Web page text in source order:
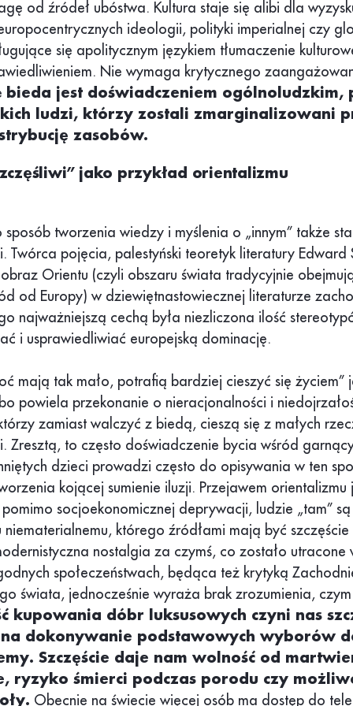
od źródeł ubóstwa. Kultura staje się alibi dla
ideologii, polityki imperialnej czy
się apolitycznym językiem tłumaczenie
Nie wymaga krytycznego
bieda jest doświadczeniem ogólnoludzkim,
ludzi, którzy zostali zmarginalizowani
zasobów.
jako przykład orientalizmu
tworzenia wiedzy i myślenia o „innym” także
Twórca pojęcia, palestyński teoretyk literatury Edward
Orientu (czyli obszaru świata tradycyjnie
od Europy) w dziewiętnastowiecznej literaturze
najważniejszą cechą była niezliczona ilość
i usprawiedliwiać europejską dominację.
mają tak mało, potrafią bardziej cieszyć się życiem”
powiela przekonanie o nieracjonalności i
zamiast walczyć z biedą, cieszą się z małych
Zresztą, to często doświadczenie bycia wśród
dzieci prowadzi często do opisywania w ten
kojącej sumienie iluzji. Przejawem orientalizmu
socjoekonomicznej deprywacji, ludzie „tam” są
którego źródłami mają być
nostalgia za czymś, co zostało utracone
społeczeństwach, będąca też krytyką
świata, jednocześnie wyraża brak zrozumienia,
kupowania dóbr luksusowych czyni nas
dokonywanie podstawowych wyborów
Szczęście daje nam wolność od
ryzyko śmierci podczas porodu czy
Obecnie na świecie więcej osób ma dostęp do